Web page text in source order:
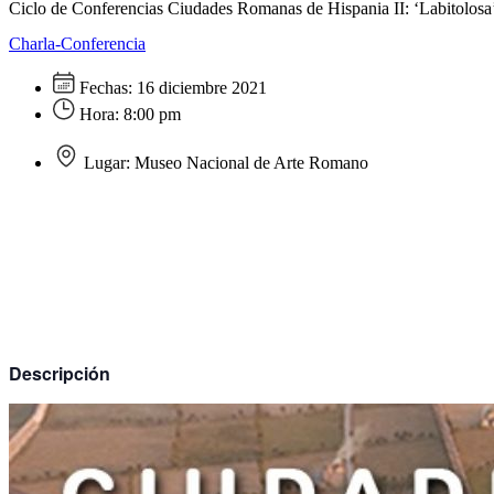
Ciclo de Conferencias Ciudades Romanas de Hispania II:
Charla-Conferencia
Fechas: 16 diciembre 2021
Hora: 8:00 pm
Lugar: Museo Nacional de Arte Romano
Descripción